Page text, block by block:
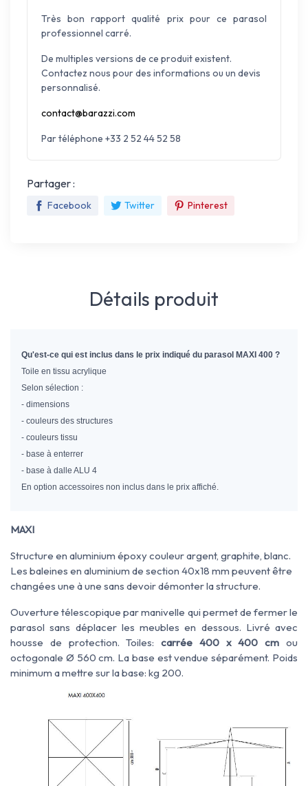
Très bon rapport qualité prix pour ce parasol
professionnel carré.
De multiples versions de ce produit existent.
Contactez nous pour des informations ou un devis
personnalisé.
contact@barazzi.com
Par téléphone +33 2 52 44 52 58
Partager :
Facebook Twitter Pinterest
Détails produit
Qu'est-ce qui est inclus dans le prix indiqué du parasol MAXI 400 ?
Toile en tissu acrylique
Selon sélection :
- dimensions
- couleurs des structures
- couleurs tissu
- base à enterrer
- base à dalle ALU 4
En option accessoires non inclus dans le prix affiché.
MAXI
Structure en aluminium époxy couleur argent, graphite, blanc.
Les baleines en aluminium de section 40x18 mm peuvent être
changées une à une sans devoir démonter la structure.
Ouverture télescopique par manivelle qui permet de fermer le
parasol sans déplacer les meubles en dessous. Livré avec
housse de protection. Toiles:carrée 400 x 400 cm ou
octogonale Ø 560 cm. La base est vendue séparément. Poids
minimum a mettre sur la base: kg 200.